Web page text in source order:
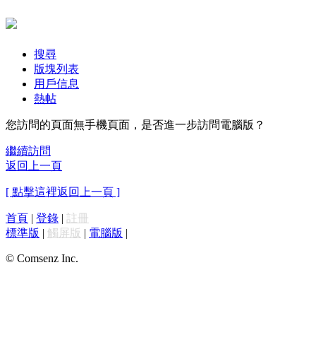
搜尋
版塊列表
用戶信息
熱帖
您訪問的頁面無手機頁面，是否進一步訪問電腦版？
繼續訪問
返回上一頁
[ 點擊這裡返回上一頁 ]
首頁 | 登錄 | 註冊
標準版 | 觸屏版 | 電腦版 |
© Comsenz Inc.